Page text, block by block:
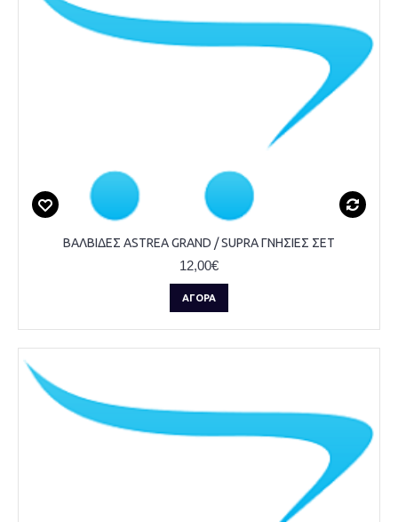
ΒΑΛΒΙΔΕΣ ASTREA GRAND / SUPRA ΓΝΗΣΙΕΣ ΣΕΤ
12,00€
ΑΓΟΡΆ